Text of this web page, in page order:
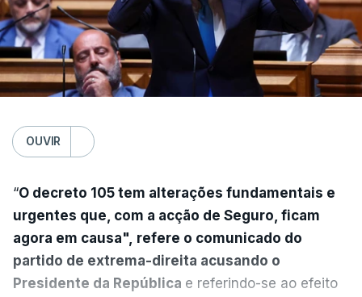
OUVIR
“O decreto 105 tem alterações fundamentais e
urgentes que, com a acção de Seguro, ficam
agora em causa", refere o comunicado do
partido de extrema-direita acusando o
Presidente da República e referindo-se ao efeito